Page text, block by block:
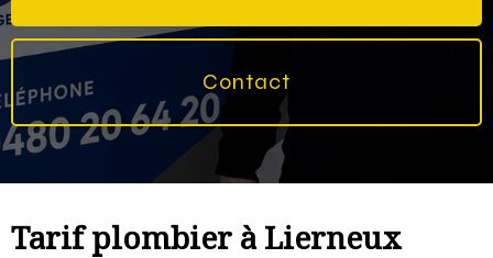
Contact
Tarif plombier à Lierneux